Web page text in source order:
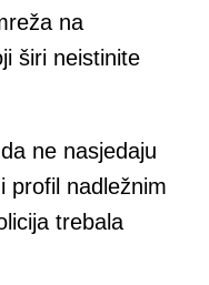
na
širi neistinite
ne nasjedaju
profil nadležnim
trebala